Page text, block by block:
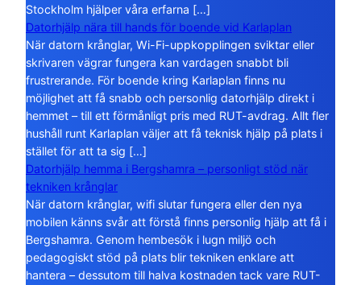
Stockholm hjälper våra erfarna […]
Datorhjälp nära till hands för boende vid Karlaplan
När datorn krånglar, Wi-Fi-uppkopplingen sviktar eller
skrivaren vägrar fungera kan vardagen snabbt bli
frustrerande. För boende kring Karlaplan finns nu
möjlighet att få snabb och personlig datorhjälp direkt i
hemmet – till ett förmånligt pris med RUT-avdrag. Allt fler
hushåll runt Karlaplan väljer att få teknisk hjälp på plats i
stället för att ta sig […]
Datorhjälp hemma i Bergshamra – personligt stöd när
tekniken krånglar
När datorn krånglar, wifi slutar fungera eller den nya
mobilen känns svår att förstå finns personlig hjälp att få i
Bergshamra. Genom hembesök i lugn miljö och
pedagogiskt stöd på plats blir tekniken enklare att
hantera – dessutom till halva kostnaden tack vare RUT-